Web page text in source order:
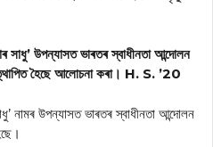
সাধু’ উপন্যাসত ভাৰতৰ স্বাধীনতা আন্দোলন
হৈছে আলোচনা কৰা। H. S. ’20
নামৰ উপন্যাসত ভাৰতৰ স্বাধীনতা আন্দোলন